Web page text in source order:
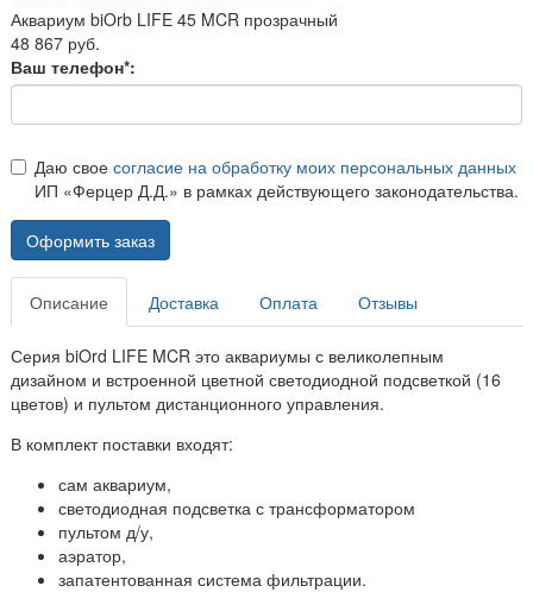
Аквариум biOrb LIFE 45 MCR прозрачный
48 867 руб.
Ваш телефон*:
Даю свое согласие на обработку моих персональных данных
ИП «Ферцер Д.Д.» в рамках действующего законодательства.
Оформить заказ
Описание Доставка Оплата Отзывы
Серия biOrd LIFE MCR это аквариумы с великолепным
дизайном и встроенной цветной светодиодной подсветкой (16
цветов) и пультом дистанционного управления.
В комплект поставки входят:
сам аквариум,
светодиодная подсветка с трансформатором
пультом д/у,
аэратор,
запатентованная система фильтрации.